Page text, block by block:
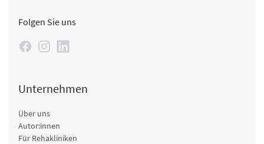
Folgen Sie uns
Unternehmen
Über uns
Autor:innen
Für Rehakliniken